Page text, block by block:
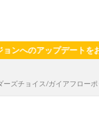
ップデートをお願いい
ズチョイス/ガイアフロ